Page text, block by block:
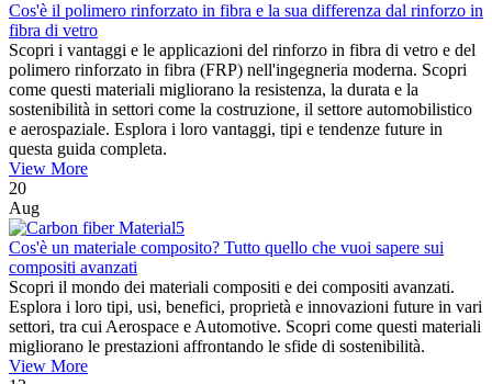
Cos'è il polimero rinforzato in fibra e la sua differenza dal rinforzo in
fibra di vetro
Scopri i vantaggi e le applicazioni del rinforzo in fibra di vetro e del
polimero rinforzato in fibra (FRP) nell'ingegneria moderna. Scopri
come questi materiali migliorano la resistenza, la durata e la
sostenibilità in settori come la costruzione, il settore automobilistico
e aerospaziale. Esplora i loro vantaggi, tipi e tendenze future in
questa guida completa.
View More
20
Aug
Cos'è un materiale composito? Tutto quello che vuoi sapere sui
compositi avanzati
Scopri il mondo dei materiali compositi e dei compositi avanzati.
Esplora i loro tipi, usi, benefici, proprietà e innovazioni future in vari
settori, tra cui Aerospace e Automotive. Scopri come questi materiali
migliorano le prestazioni affrontando le sfide di sostenibilità.
View More